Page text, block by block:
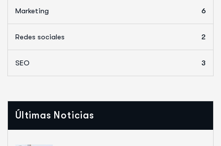
Marketing 6
Redes sociales 2
SEO 3
Últimas Noticias